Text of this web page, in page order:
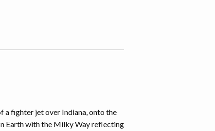
a fighter jet over Indiana, onto the
Earth with the Milky Way reflecting